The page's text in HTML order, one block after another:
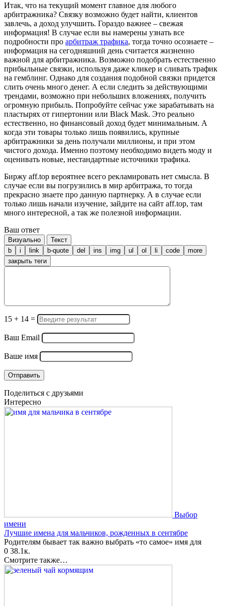
Итак, что на текущий момент главное для любого
арбитражника? Связку возможно будет найти, клиентов
завлечь, а доход улучшить. Гораздо важнее – свежая
информация! В случае если вы намерены узнать все
подробности про арбитраж трафика, тогда точно осознаете –
информация на сегодняшний день считается жизненно
важной для арбитражника. Возможно подобрать естественно
прибыльные связки, используя даже кликер и сливать трафик
на гемблинг. Однако для создания подобной связки придется
слить очень много денег. А если следить за действующими
трендами, возможно при небольших вложениях, получить
огромную прибыль. Попробуйте сейчас уже зарабатывать на
пластырях от гипертонии или Black Mask. Это реально
естественно, но финансовый доход будет минимальным. А
когда эти товары только лишь появились, крупные
арбитражники за день получали миллионы, и при этом
чистого дохода. Именно поэтому необходимо видеть моду и
оценивать новые, нестандартные источники трафика.
Биржу aff.top вероятнее всего рекламировать нет смысла. В
случае если вы погрузились в мир арбитража, то тогда
прекрасно знаете про данную партнерку. А в случае если
только лишь начали изучение, зайдите на сайт aff.top, там
много интересной, а так же полезной информации.
Ваш ответ
Визуально Текст
15 + 14 =
Ваш Email
Ваше имя
Поделиться с друзьями
Интересно
Выбор
имени
Лучшие имена для мальчиков, рожденных в сентябре
Родителям бывает так важно выбрать «то самое» имя для
0 38.1к.
Смотрите также…